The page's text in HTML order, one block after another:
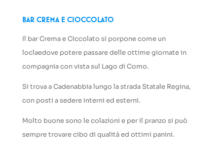
Bar Crema e Cioccolato
Il bar Crema e Ciccolato si porpone come un
loclaedove potere passare delle ottime giornate in
compagnia con vista sul Lago di Como.
Si trova a Cadenabbia lungo la strada Statale Regina,
con posti a sedere interni ed esterni.
Molto buone sono le colazioni e per il pranzo si può
sempre trovare cibo di qualità ed ottimi panini.